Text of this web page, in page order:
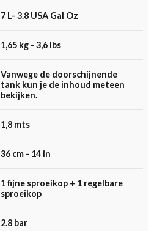
7 L- 3.8 USA Gal Oz
1,65 kg - 3,6 lbs
Vanwege de doorschijnende
tank kun je de inhoud meteen
bekijken.
1,8 mts
36 cm - 14 in
1 fijne sproeikop + 1 regelbare
sproeikop
2.8 bar